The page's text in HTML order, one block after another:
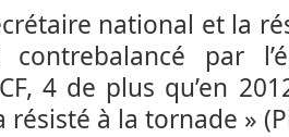
national et la
contrebalancé par
4 de plus qu’en
résisté à la tornade »